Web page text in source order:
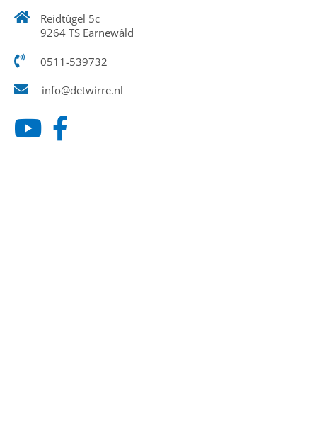
Reidtûgel 5c
9264 TS Earnewâld
0511-539732
info@detwirre.nl